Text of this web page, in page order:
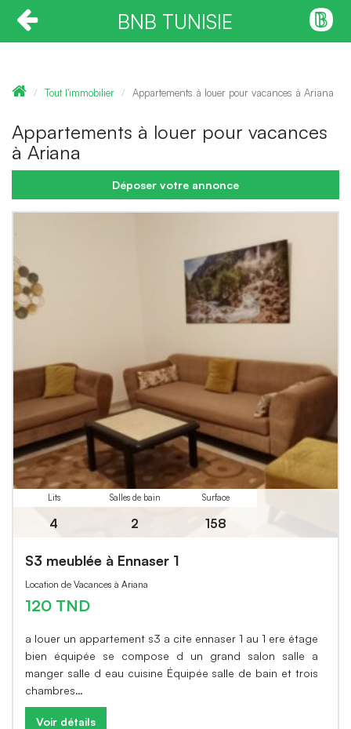
BNB TUNISIE
Tout l'immobilier Appartements à louer pour vacances à Ariana
Appartements à louer pour vacances
à Ariana
Déposer votre annonce
Lits
4
Salles de bain
2
Surface
158
S3 meublée à Ennaser 1
Location de Vacances à Ariana
120 TND
a louer un appartement s3 a cite ennaser 1 au 1 ere étage
bien équipée se compose d un grand salon salle a
manger salle d eau cuisine Équipée salle de bain et trois
chambres…
Voir détails